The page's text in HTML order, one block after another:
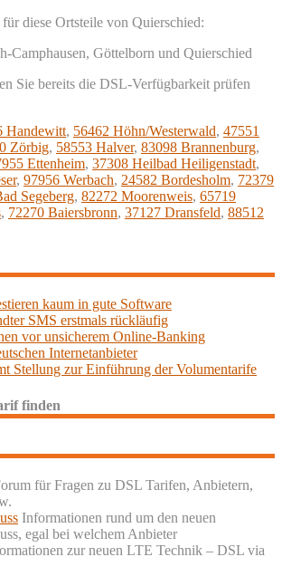
diese Ortsteile von Quierschied:
Camphausen, Göttelborn und Quierschied
Sie bereits die DSL-Verfügbarkeit prüfen
Handewitt, 56462 Höhn/Westerwald, 47551
Zörbig, 58553 Halver, 83098 Brannenburg,
Ettenheim, 37308 Heilbad Heiligenstadt,
, 97956 Werbach, 24582 Bordesholm, 72379
Segeberg, 82272 Moorenweis, 65719
, 72270 Baiersbronn, 37127 Dransfeld, 88512
kaum in gute Software
SMS erstmals rückläufig
vor unsicherem Online-Banking
Internetanbieter
Stellung zur Einführung der Volumentarife
finden
für Fragen zu DSL Tarifen, Anbietern,
Informationen rund um den neuen
egal bei welchem Anbieter
zur neuen LTE Technik – DSL via